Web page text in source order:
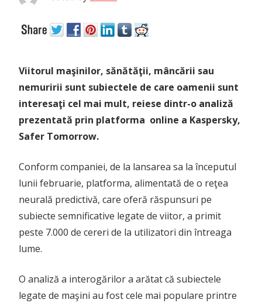
Viitorul maşinilor, sănătăţii, mâncării sau
nemuririi sunt subiectele de care oamenii sunt
interesaţi cel mai mult, reiese dintr-o analiză
prezentată prin platforma online a Kaspersky,
Safer Tomorrow.
Conform companiei, de la lansarea sa la începutul
lunii februarie, platforma, alimentată de o reţea
neurală predictivă, care oferă răspunsuri pe
subiecte semnificative legate de viitor, a primit
peste 7.000 de cereri de la utilizatori din întreaga
lume.
O analiză a interogărilor a arătat că subiectele
legate de maşini au fost cele mai populare printre